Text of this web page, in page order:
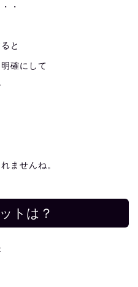
・
と
確にして
ませんね。
トは？